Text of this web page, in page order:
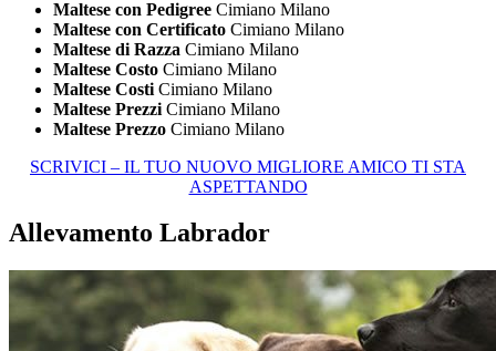
Maltese con Pedigree Cimiano Milano
Maltese con Certificato Cimiano Milano
Maltese di Razza Cimiano Milano
Maltese Costo Cimiano Milano
Maltese Costi Cimiano Milano
Maltese Prezzi Cimiano Milano
Maltese Prezzo Cimiano Milano
SCRIVICI – IL TUO NUOVO MIGLIORE AMICO TI STA
ASPETTANDO
Allevamento Labrador